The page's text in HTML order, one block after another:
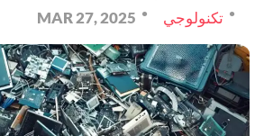
تكنولوجي MAR 27, 2025